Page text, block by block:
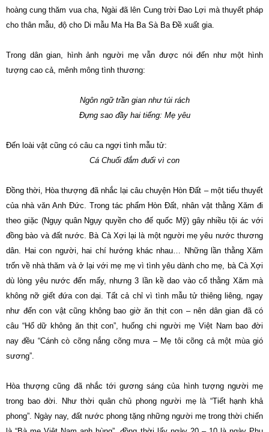
hoàng cung thăm vua cha, Ngài đã lên Cung trời Đao Lợi mà thuyết pháp
cho thân mẫu, độ cho Di mẫu Ma Ha Ba Sà Ba Đề xuất gia.
Trong dân gian, hình ảnh người mẹ vẫn được nói đến như một hình
tượng cao cả, mênh mông tình thương:
Ngôn ngữ trần gian như túi rách
Đựng sao đầy hai tiếng: Mẹ yêu
Đến loài vật cũng có câu ca ngợi tình mẫu tử:
Cá Chuối đắm đuối vì con
Đồng thời, Hòa thượng đã nhắc lại câu chuyện Hòn Đất – một tiểu thuyết
của nhà văn Anh Đức. Trong tác phẩm Hòn Đất, nhân vật thằng Xăm đi
theo giặc (Ngụy quân Ngụy quyền cho đế quốc Mỹ) gây nhiều tội ác với
đồng bào và đất nước. Bà Cà Xợi lại là một người mẹ yêu nước thương
dân. Hai con người, hai chí hướng khác nhau… Những lần thằng Xăm
trốn về nhà thăm và ở lại với mẹ mẹ vì tình yêu dành cho mẹ, bà Cà Xợi
dù lòng yêu nước đến mấy, nhưng 3 lần kề dao vào cổ thằng Xăm mà
không nỡ giết đứa con dại. Tất cả chỉ vì tình mẫu tử thiêng liêng, ngay
như đến con vật cũng không bao giờ ăn thịt con – nên dân gian đã có
câu “Hổ dữ không ăn thịt con”, huống chi người mẹ Việt Nam bao đời
nay đều “Cánh cò cõng nắng cõng mưa – Mẹ tôi cõng cả một mùa gió
sương”.
Hòa thượng cũng đã nhắc tới gương sáng của hình tượng người mẹ
trong bao đời. Như thời quân chủ phong người mẹ là “Tiết hạnh khả
phong”. Ngày nay, đất nước phong tặng những người mẹ trong thời chiến